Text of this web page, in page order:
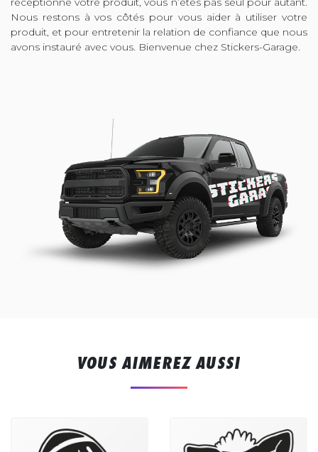
Nous restons à vos côtés pour vous aider à utiliser votre
produit, et pour entretenir la relation de confiance que nous
avons instauré avec vous. Bienvenue chez Stickers-Garage.
VOUS AIMEREZ AUSSI